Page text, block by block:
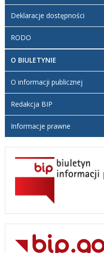
Deklaracje dostępności
RODO
O BIULETYNIE
O informacji publicznej
Redakcja BIP
Informacje prawne